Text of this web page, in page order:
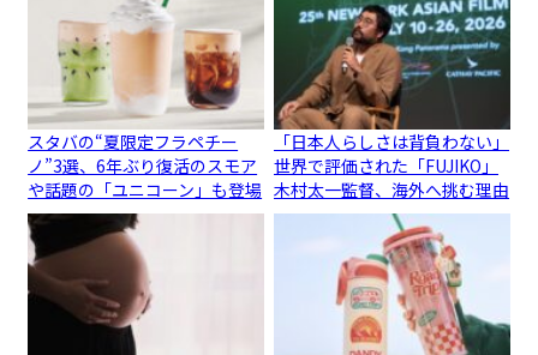
スタバの“夏限定フラペチー
ノ”3選、6年ぶり復活のスモア
や話題の「ユニコーン」も登場
「日本人らしさは背負わない」
世界で評価された「FUJIKO」
木村太一監督、海外へ挑む理由